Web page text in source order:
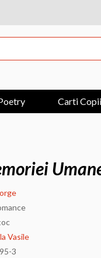
Carti Copii
Vasile
3